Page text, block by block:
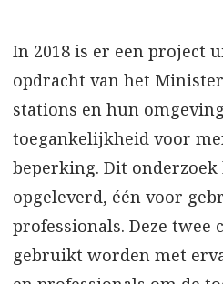
In 2018 is er een project
opdracht van het
stations en hun
toegankelijkheid voor
beperking. Dit
opgeleverd, één voor
professionals. Deze
gebruikt worden met